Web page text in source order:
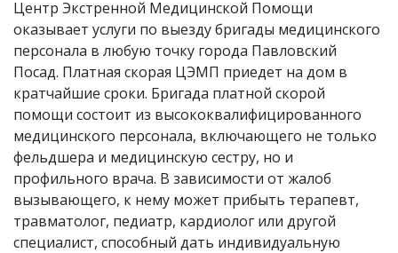
Центр Экстренной Медицинской Помощи
оказывает услуги по выезду бригады медицинского
персонала в любую точку города Павловский
Посад. Платная скорая ЦЭМП приедет на дом в
кратчайшие сроки. Бригада платной скорой
помощи состоит из высококвалифицированного
медицинского персонала, включающего не только
фельдшера и медицинскую сестру, но и
профильного врача. В зависимости от жалоб
вызывающего, к нему может прибыть терапевт,
травматолог, педиатр, кардиолог или другой
специалист, способный дать индивидуальную